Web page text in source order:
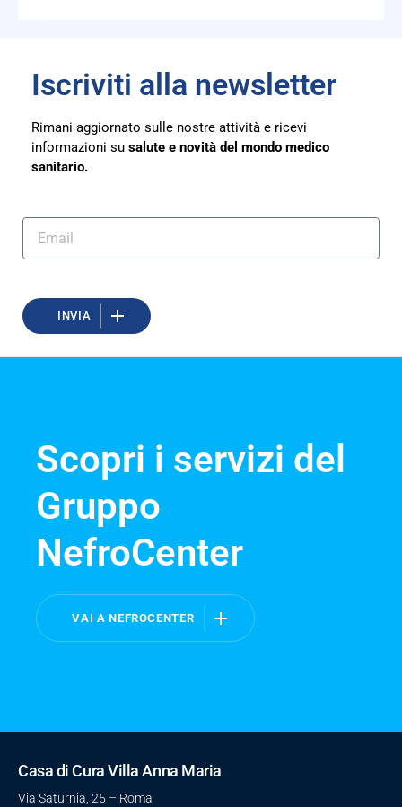
Iscriviti alla newsletter
Rimani aggiornato sulle nostre attività e ricevi
informazioni su salute e novità del mondo medico
sanitario.
INVIA
Scopri i servizi del
Gruppo
NefroCenter
VAI A NEFROCENTER
Casa di Cura Villa Anna Maria
Via Saturnia, 25 – Roma